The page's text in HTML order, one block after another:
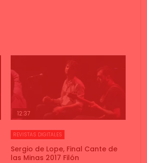
12:37
REVISTAS DIGITALES
Sergio de Lope, Final Cante de
las Minas 2017 Filón